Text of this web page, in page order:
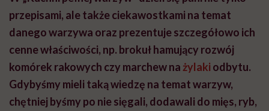
przepisami, ale także ciekawostkami na temat
danego warzywa oraz prezentuje szczegółowo ich
cenne właściwości, np. brokuł hamujący rozwój
komórek rakowych czy marchew na żylaki odbytu.
Gdybyśmy mieli taką wiedzę na temat warzyw,
chętniej byśmy po nie sięgali, dodawali do mięs, ryb,